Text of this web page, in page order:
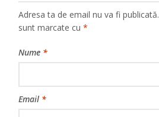
Adresa ta de email nu va fi publicată.
sunt marcate cu*
Nume *
Email *